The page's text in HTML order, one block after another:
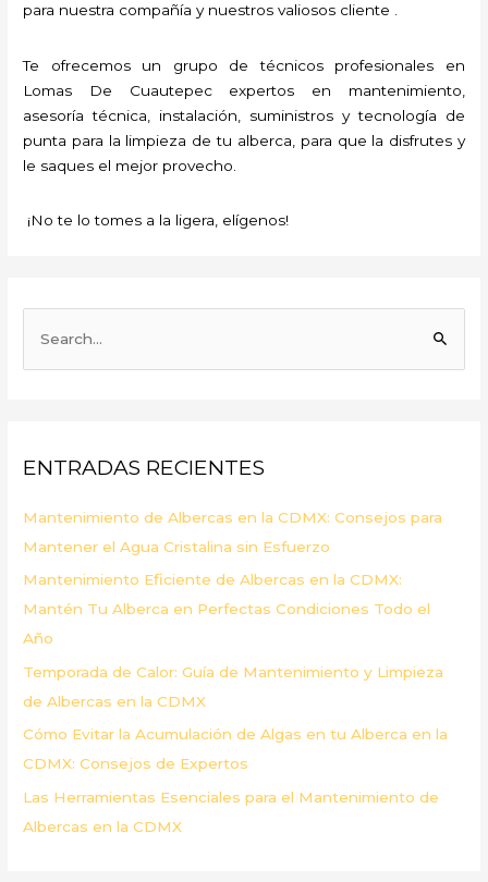
para nuestra compañía y nuestros valiosos cliente .
Te ofrecemos un grupo de técnicos profesionales en
Lomas De Cuautepec expertos en mantenimiento,
asesoría técnica, instalación, suministros y tecnología de
punta para la limpieza de tu alberca, para que la disfrutes y
le saques el mejor provecho.
¡No te lo tomes a la ligera, elígenos!
r
o
r
:
ENTRADAS RECIENTES
Mantenimiento de Albercas en la CDMX: Consejos para
Mantener el Agua Cristalina sin Esfuerzo
Mantenimiento Eficiente de Albercas en la CDMX:
Mantén Tu Alberca en Perfectas Condiciones Todo el
Año
Temporada de Calor: Guía de Mantenimiento y Limpieza
de Albercas en la CDMX
Cómo Evitar la Acumulación de Algas en tu Alberca en la
CDMX: Consejos de Expertos
Las Herramientas Esenciales para el Mantenimiento de
Albercas en la CDMX